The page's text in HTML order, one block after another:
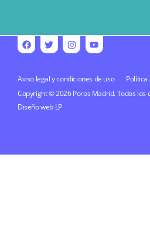
Aviso legal y condiciones de uso
Política
Copyright © 2026 Poros Madrid. Todos los
Diseño web LP